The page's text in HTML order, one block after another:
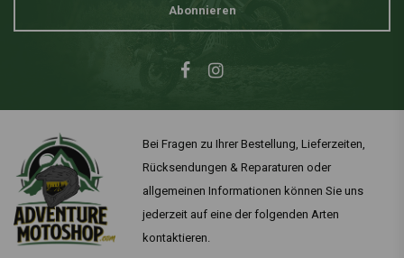
Abonnieren
Bei Fragen zu Ihrer Bestellung, Lieferzeiten,
Rücksendungen & Reparaturen oder
allgemeinen Informationen können Sie uns
jederzeit auf eine der folgenden Arten
kontaktieren.